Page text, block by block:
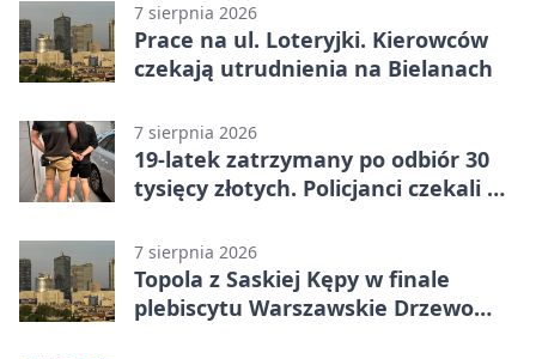
7 sierpnia 2026
Prace na ul. Loteryjki. Kierowców
czekają utrudnienia na Bielanach
7 sierpnia 2026
19-latek zatrzymany po odbiór 30
tysięcy złotych. Policjanci czekali w
7 sierpnia 2026
Topola z Saskiej Kępy w finale
plebiscytu Warszawskie Drzewo